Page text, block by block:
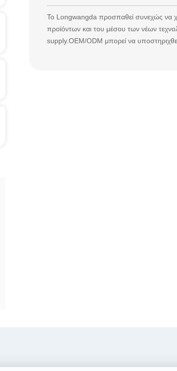
Το Longwangda προσπαθεί συνεχώς να
προϊόντων και του μέσου των νέων
supply.OEM/ODM μπορεί να